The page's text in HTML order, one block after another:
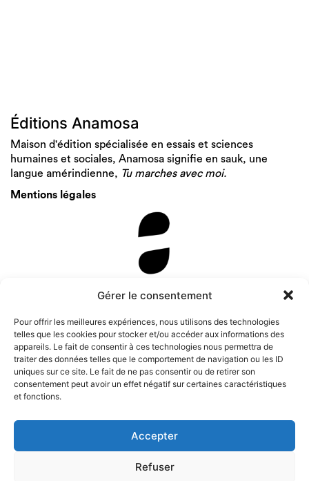
Gérer le consentement
Pour offrir les meilleures expériences, nous utilisons des technologies
telles que les cookies pour stocker et/ou accéder aux informations des
appareils. Le fait de consentir à ces technologies nous permettra de
traiter des données telles que le comportement de navigation ou les ID
uniques sur ce site. Le fait de ne pas consentir ou de retirer son
consentement peut avoir un effet négatif sur certaines caractéristiques
et fonctions.
Accepter
Refuser
Éditions Anamosa
Maison d'édition spécialisée en essais et sciences
humaines et sociales, Anamosa signifie en sauk, une
langue amérindienne, Tu marches avec moi.
Mentions légales